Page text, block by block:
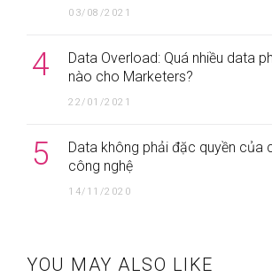
03/08/2021
4
Data Overload: Quá nhiều data
nào cho Marketers?
22/01/2021
5
Data không phải đặc quyền của
công nghệ
14/11/2020
YOU MAY ALSO LIKE